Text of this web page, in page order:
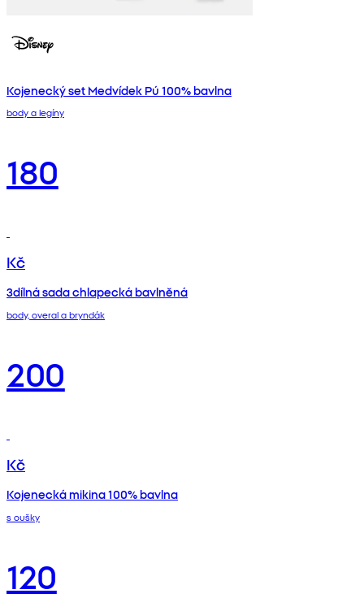
Kojenecký set Medvídek Pú 100% bavlna
body a legíny
180
Kč
3dílná sada chlapecká bavlněná
body, overal a bryndák
200
Kč
Kojenecká mikina 100% bavlna
s oušky
120